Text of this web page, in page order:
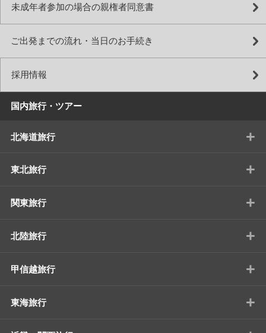
未成年者参加の場合の親権者同意書
ご出発までの流れ・当日のお手続き
採用情報
国内旅行・ツアー
北海道旅行 +
東北旅行 +
関東旅行 +
北陸旅行 +
甲信越旅行 +
東海旅行 +